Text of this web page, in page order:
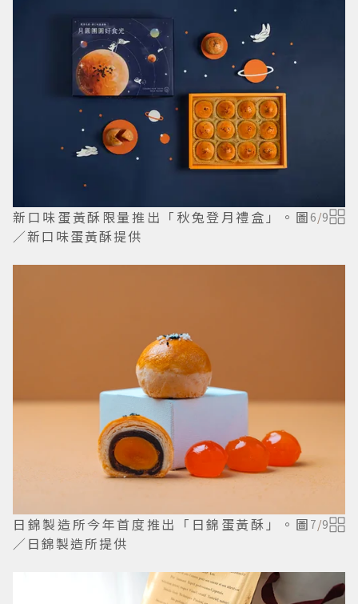
新口味蛋黃酥限量推出「秋兔登月禮盒」。圖
／新口味蛋黃酥提供
6/9
日錦製造所今年首度推出「日錦蛋黃酥」。圖
／日錦製造所提供
7/9